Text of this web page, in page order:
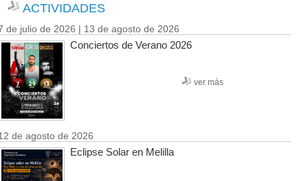
ACTIVIDADES
de julio de 2026 | 13 de agosto de 2026
Conciertos de Verano 2026
ver más
de agosto de 2026
Eclipse Solar en Melilla